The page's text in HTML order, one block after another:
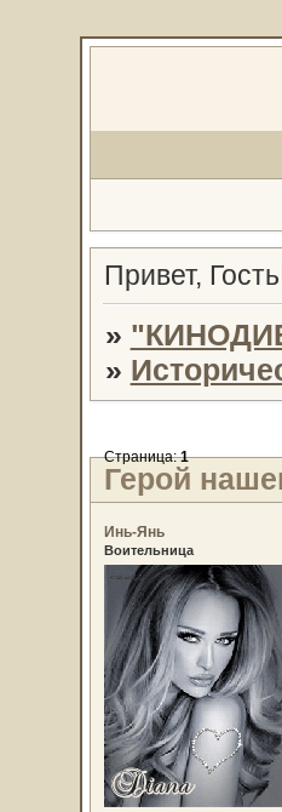
Привет,
»
»
Герой
Страница:1
Инь-Янь
Воительница